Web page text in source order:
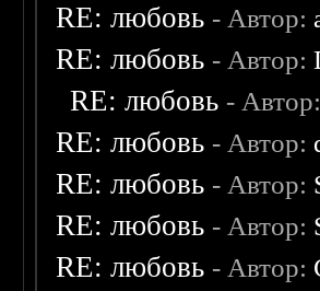
RE: любовь - Автор:
RE: любовь - Автор:
RE: любовь - Автор:
RE: любовь - Автор:
RE: любовь - Автор:
RE: любовь - Автор:
RE: любовь - Автор: